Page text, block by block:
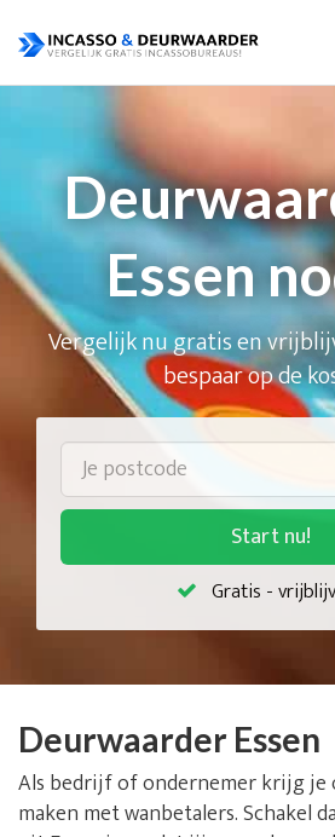
Essen
Vergelijk nu gratis en
bespaar op de
Start nu!
Gratis -
Deurwaarder Essen
Als bedrijf of ondernemer krijg
maken met wanbetalers. Schakel